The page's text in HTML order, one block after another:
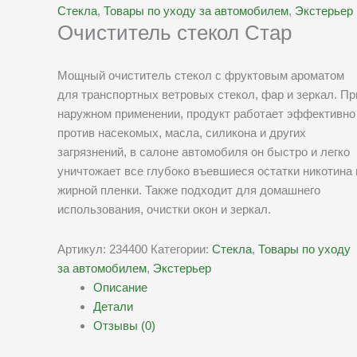
Стекла, Товары по уходу за автомобилем, Экстерьер
Очиститель стекол Стар
Мощный очиститель стекол с фруктовым ароматом
для транспортных ветровых стекол, фар и зеркал.
наружном применении, продукт работает эффективно
против насекомых, масла, силикона и других
загрязнений, в салоне автомобиля он быстро и легко
уничтожает все глубоко въевшиеся остатки никотина
жирной пленки. Также подходит для домашнего
использования, очистки окон и зеркал.
Артикул: 234400 Категории: Стекла, Товары по уходу
за автомобилем, Экстерьер
Описание
Детали
Отзывы (0)